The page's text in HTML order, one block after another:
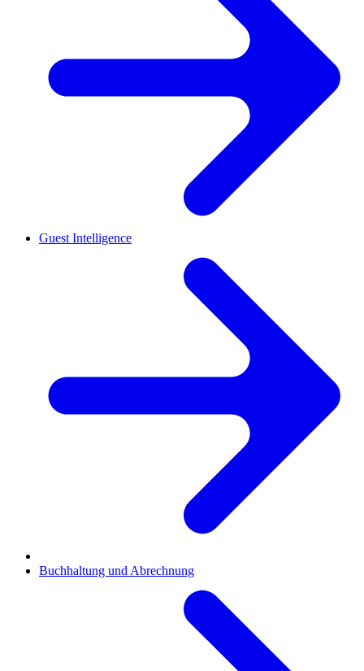
Guest Intelligence
Buchhaltung und Abrechnung